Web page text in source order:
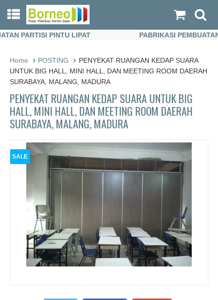
PARTISI PINTU LIPAT
PABRIKASI PEMBUATAN
Home
POSTING
PENYEKAT RUANGAN KEDAP SUARA
UNTUK BIG HALL, MINI HALL, DAN MEETING ROOM DAERAH
SURABAYA, MALANG, MADURA
PENYEKAT RUANGAN KEDAP SUARA UNTUK BIG
HALL, MINI HALL, DAN MEETING ROOM DAERAH
SURABAYA, MALANG, MADURA
SALE